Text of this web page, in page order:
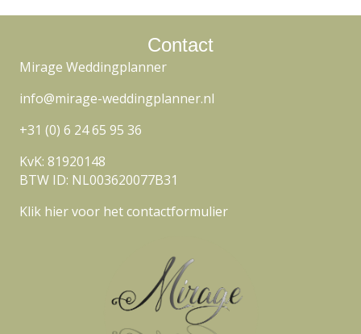
Contact
Mirage Weddingplanner
info@mirage-weddingplanner.nl
+31 (0) 6 24 65 95 36
KvK: 81920148
BTW ID: NL003620077B31
Klik hier voor het contactformulier